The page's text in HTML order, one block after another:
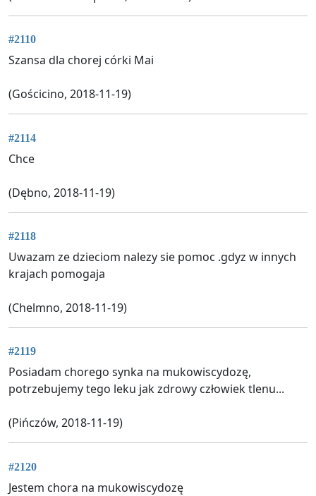
#2110
Szansa dla chorej córki Mai
(Gościcino, 2018-11-19)
#2114
Chce
(Dębno, 2018-11-19)
#2118
Uwazam ze dzieciom nalezy sie pomoc .gdyz w innych
krajach pomogaja
(Chelmno, 2018-11-19)
#2119
Posiadam chorego synka na mukowiscydozę,
potrzebujemy tego leku jak zdrowy człowiek tlenu...
(Pińczów, 2018-11-19)
#2120
Jestem chora na mukowiscydozę